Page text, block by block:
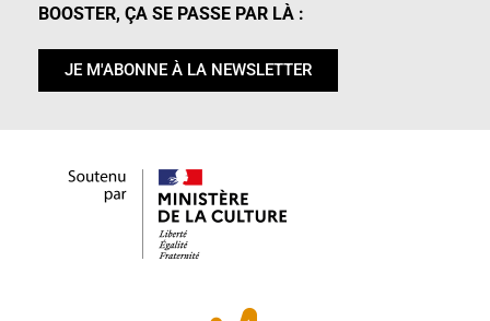
BOOSTER, ÇA SE PASSE PAR LÀ :
JE M'ABONNE À LA NEWSLETTER